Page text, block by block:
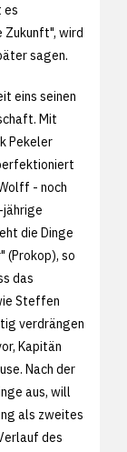
es
Zukunft", wird
sagen.
eins seinen
Mit
Pekeler
- noch
jährige
die Dinge
(Prokop), so
das
Steffen
verdrängen
Kapitän
Nach der
aus, will
als zweites
des